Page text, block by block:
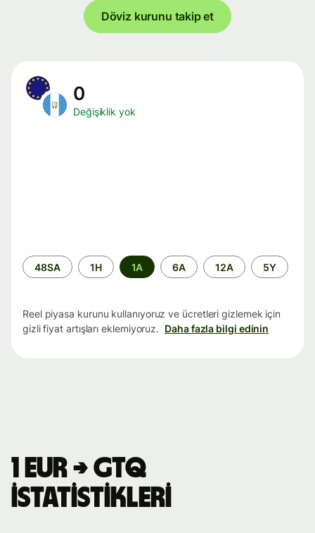
Döviz kurunu takip et
0
Değişiklik yok
Zaman
aralığı
48SA 1H 1A 6A 12A 5Y
Reel piyasa kurunu kullanıyoruz ve ücretleri gizlemek için
gizli fiyat artışları eklemiyoruz. Daha fazla bilgi edinin
1 EUR → GTQ
istatistikleri